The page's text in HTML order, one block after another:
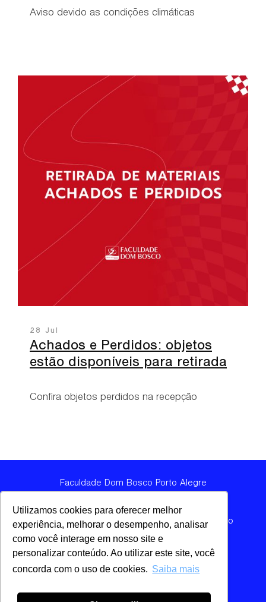
Utilizamos cookies para oferecer melhor
experiência, melhorar o desempenho, analisar
como você interage em nosso site e
personalizar conteúdo. Ao utilizar este site, você
concorda com o uso de cookies. Saiba mais
Aviso devido as condições climáticas
28 Jul
Achados e Perdidos: objetos
estão disponíveis para retirada
Confira objetos perdidos na recepção
Faculdade Dom Bosco Porto Alegre
Rua Mal. José Inácio da Silva, 355 | Bairro Passo
D'Areia | CEP 90520-280